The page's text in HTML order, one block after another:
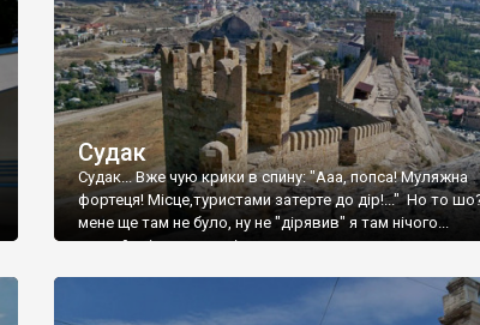
Судак
Судак... Вже чую крики в спину: "Ааа, попса! Муляжна
фортеця! Місце,туристами затерте до дір!..." Но то
мене ще там не було, ну не "дірявив" я там нічого...
принаймні до цього літа.